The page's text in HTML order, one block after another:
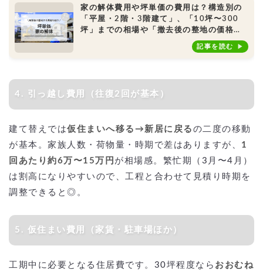
家の解体費用や坪単価の費用は？構造別の
「平屋・2階・3階建て」、「10坪〜300
坪」までの相場や「撤去後の整地の価格」
記事を読む
4. 引っ越し費用（往復2回が基本）
建て替えでは仮住まいへ移る→新居に戻る の二度の移動
が基本。家族人数・荷物量・時期で差はありますが、 1
回あたり約6万〜15万円 が相場感。繁忙期（3月〜4月）
は割高になりやすいので、工程と合わせて見積り時期を
調整できると◎。
5. 仮住まい費用（家賃・駐車場ほか）
工期中に必要となる住居費です。30坪程度なら おおむね